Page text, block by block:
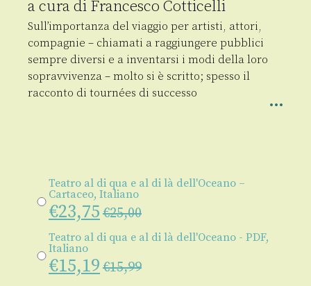
a cura di Francesco Cotticelli
Sull’importanza del viaggio per artisti, attori,
compagnie – chiamati a raggiungere pubblici
sempre diversi e a inventarsi i modi della loro
sopravvivenza – molto si è scritto; spesso il
racconto di tournées di successo
Teatro al di qua e al di là dell'Oceano –
Cartaceo, Italiano
€23,75 €25,00
Teatro al di qua e al di là dell'Oceano - PDF,
Italiano
€15,19 €15,99